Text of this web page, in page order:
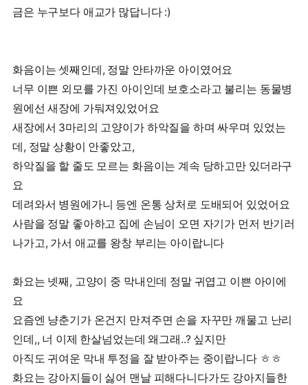
금은 누구보다 애교가 많답니다 :)
화음이는 셋째인데, 정말 안타까운 아이였어요
너무 이쁜 외모를 가진 아이인데 보호소라고 불리는 동물병
원에선 새장에 가둬져있었어요
새장에서 3마리의 고양이가 하악질을 하며 싸우며 있었는
데, 정말 상황이 안좋았고,
하악질을 할 줄도 모르는 화음이는 계속 당하고만 있더라구
요
데려와서 병원에가니 등엔 온통 상처로 도배되어 있었어요
사람을 정말 좋아하고 집에 손님이 오면 자기가 먼저 반기러
나가고, 가서 애교를 왕창 부리는 아이랍니다
화요는 넷째, 고양이 중 막내인데 정말 귀엽고 이쁜 아이에
요
요즘엔 냥춘기가 온건지 만져주면 손을 자꾸만 깨물고 난리
인데,, 너 이제 한살넘었는데 왜그래..? 싶지만
아직도 귀여운 막내 투정을 잘 받아주는 중이랍니다 ㅎㅎ
화요는 강아지들이 싫어 맨날 피해다니다가도 강아지들한